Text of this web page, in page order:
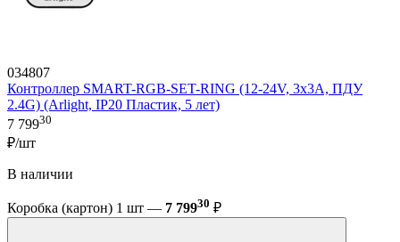
034807
Контроллер SMART-RGB-SET-RING (12-24V, 3x3A, ПДУ
2.4G) (Arlight, IP20 Пластик, 5 лет)
7 79930
₽/шт
В наличии
Коробка (картон) 1 шт — 7 79930 ₽